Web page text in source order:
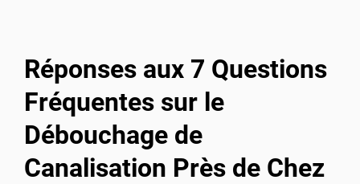
Réponses aux 7 Questions
Fréquentes sur le
Débouchage de
Canalisation Près de Chez